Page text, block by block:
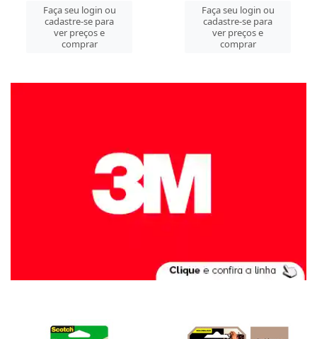
Faça seu login ou
cadastre-se para
ver preços e
comprar
Faça seu login ou
cadastre-se para
ver preços e
comprar